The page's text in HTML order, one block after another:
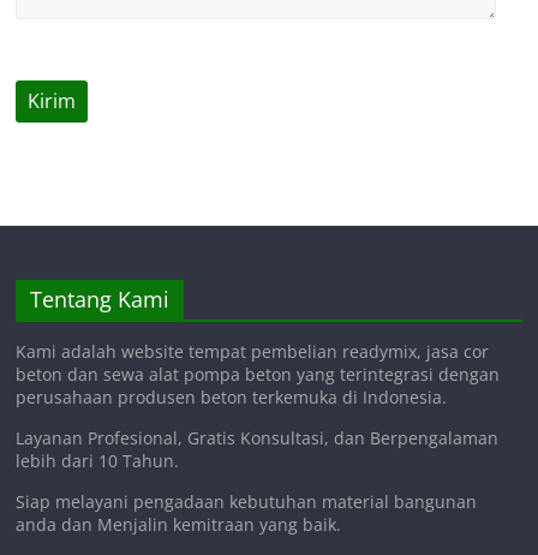
Tentang Kami
Kami adalah website tempat pembelian readymix, jasa cor
beton dan sewa alat pompa beton yang terintegrasi dengan
perusahaan produsen beton terkemuka di Indonesia.
Layanan Profesional, Gratis Konsultasi, dan Berpengalaman
lebih dari 10 Tahun.
Siap melayani pengadaan kebutuhan material bangunan
anda dan Menjalin kemitraan yang baik.